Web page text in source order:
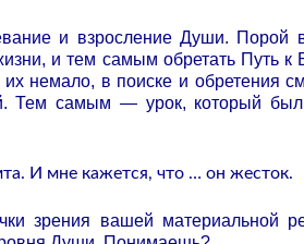
и взросление Души. Порой
и тем самым обретать Путь к
немало, в поиске и обретения
Тем самым — урок, который
И мне кажется, что … он жесток.
зрения вашей материальной